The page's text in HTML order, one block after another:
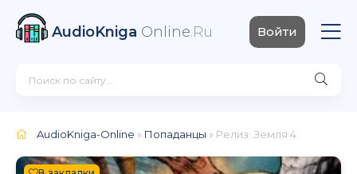
AudioKniga Online.Ru Войти
AudioKniga-Online » Попаданцы » Релиз: Земля 4